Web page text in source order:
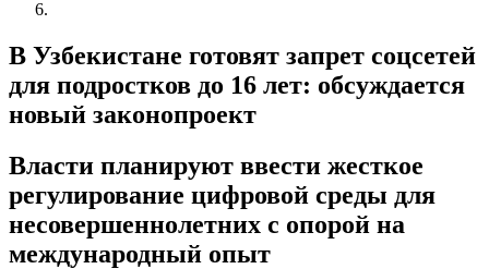
В Узбекистане готовят запрет соцсетей
для подростков до 16 лет: обсуждается
новый законопроект
Власти планируют ввести жесткое
регулирование цифровой среды для
несовершеннолетних с опорой на
международный опыт